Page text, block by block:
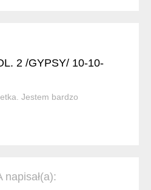
2 /GYPSY/ 10-10-
Jestem bardzo
napisał(a):